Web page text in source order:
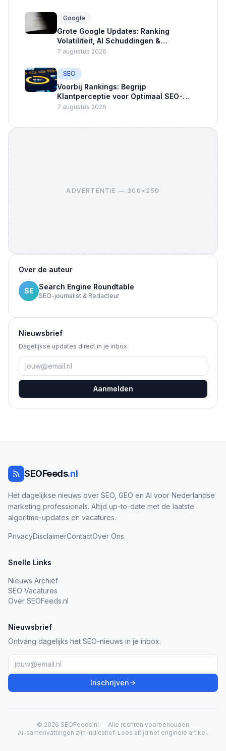
Google
Grote Google Updates: Ranking
Volatiliteit, AI Schuddingen &
Advertentie Nieuws
7 augustus 2026
SEO
Voorbij Rankings: Begrijp
Klantperceptie voor Optimaal SEO-
succes
7 augustus 2026
ADVERTENTIE — 300×250
Over de auteur
SE Search Engine Roundtable
SEO-journalist & Redacteur
Nieuwsbrief
Dagelijkse updates direct in je inbox.
Aanmelden
SEOFeeds.nl
Het dagelijkse nieuws over SEO, GEO en AI voor Nederlandse
marketing professionals. Altijd up-to-date met de laatste
algoritme-updates en vacatures.
PrivacyDisclaimerContactOver Ons
Snelle Links
Nieuws Archief
SEO Vacatures
Over SEOFeeds.nl
Nieuwsbrief
Ontvang dagelijks het SEO-nieuws in je inbox.
Inschrijven
© 2026 SEOFeeds.nl — Alle rechten voorbehouden
AI-samenvattingen zijn indicatief. Lees altijd het originele artikel.